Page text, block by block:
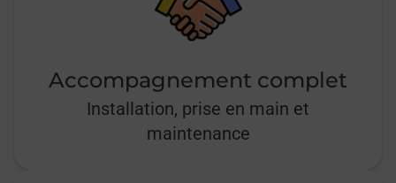
Accompagnement complet
Installation, prise en main et
maintenance